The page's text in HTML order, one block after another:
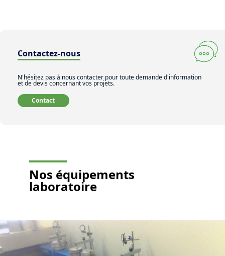
Contactez-nous
N'hésitez pas à nous contacter pour toute demande d'information
et de devis concernant vos projets.
Contact
Nos équipements
laboratoire